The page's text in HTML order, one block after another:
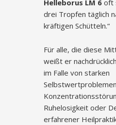
Helleborus LM 6oft
drei Tropfen täglich
kräftigen Schütteln.“
Für alle, die diese
weißt er
im Falle von starken
Ruhelosigkeit oder
erfahrener